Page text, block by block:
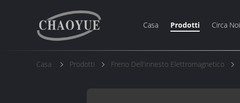
Casa Prodotti Circa Noi
Casa Prodotti Freno Dell'innesto Elettromagnetico